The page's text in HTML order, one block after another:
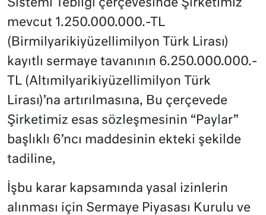
Sistemi Tebliği çerçevesinde Şirketimiz
mevcut 1.250.000.000.-TL
(Birmilyarikiyüzellimilyon Türk Lirası)
kayıtlı sermaye tavanının 6.250.000.000.-
TL (Altımilyarikiyüzellimilyon Türk
Lirası)’na artırılmasına, Bu çerçevede
Şirketimiz esas sözleşmesinin “Paylar”
başlıklı 6’ncı maddesinin ekteki şekilde
tadiline,
İşbu karar kapsamında yasal izinlerin
alınması için Sermaye Piyasası Kurulu ve